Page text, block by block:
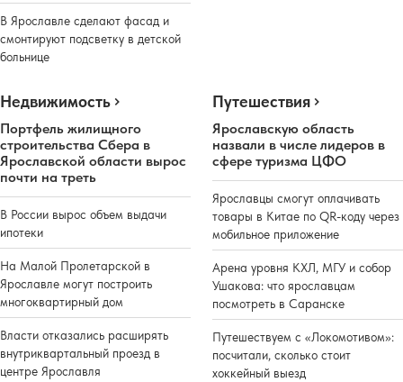
В Ярославле сделают фасад и
смонтируют подсветку в детской
больнице
Недвижимость
Портфель жилищного
строительства Сбера в
Ярославской области вырос
почти на треть
В России вырос объем выдачи
ипотеки
На Малой Пролетарской в
Ярославле могут построить
многоквартирный дом
Власти отказались расширять
внутриквартальный проезд в
центре Ярославля
Путешествия
Ярославскую область
назвали в числе лидеров в
сфере туризма ЦФО
Ярославцы смогут оплачивать
товары в Китае по QR-коду через
мобильное приложение
Арена уровня КХЛ, МГУ и собор
Ушакова: что ярославцам
посмотреть в Саранске
Путешествуем с «Локомотивом»:
посчитали, сколько стоит
хоккейный выезд